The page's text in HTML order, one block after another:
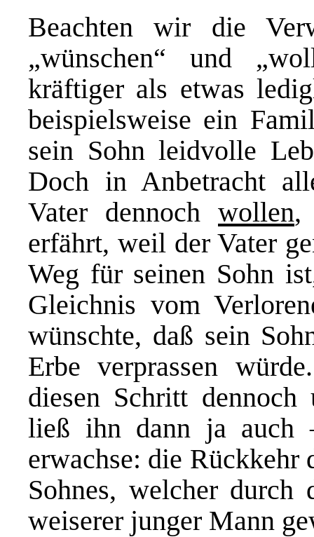
Beachten wir die
„wünschen“ und
kräftiger als etwas
beispielsweise ein
sein Sohn leidvolle
Doch in Anbetracht
Vater dennoch wollen,
erfährt, weil der Vater
Weg für seinen Sohn
Gleichnis vom
wünschte, daß sein
Erbe verprassen
diesen Schritt
ließ ihn dann ja auch
erwachse: die Rückkehr
Sohnes, welcher durch
weiserer junger Mann